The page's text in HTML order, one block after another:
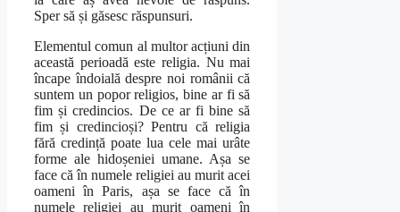
Sper să și găsesc răspunsuri.
Elementul comun al multor acțiuni din
această perioadă este religia. Nu mai
încape îndoială despre noi românii că
suntem un popor religios, bine ar fi să
fim și credincios. De ce ar fi bine să
fim și credincioși? Pentru că religia
fără credință poate lua cele mai urâte
forme ale hidoșeniei umane. Așa se
face că în numele religiei au murit acei
oameni în Paris, așa se face că în
numele religiei au murit oameni în